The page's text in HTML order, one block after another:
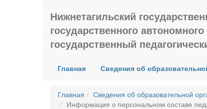
Нижнетагильский
государственного
государственный
Главная(current)Сведения об
Главная Сведения об образовательной
Информация о персональном составе